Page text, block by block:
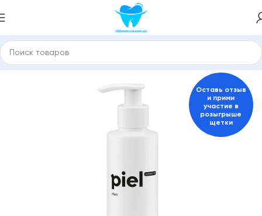
Главная 149061295
Оставь отзыв
и прими
участие в
розыгрыше
щетки